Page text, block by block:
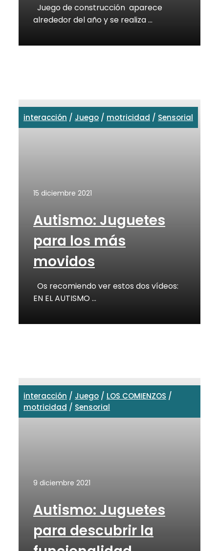
Juego de construcción aparece
alrededor del año y se realiza …
interacción / Juego / motricidad / Sensorial
15 diciembre 2021
Autismo: Juguetes
para los más
movidos
Os recomiendo ver estos dos vídeos:
EN EL AUTISMO …
interacción / Juego / LOS COMIENZOS /
motricidad / Sensorial
9 diciembre 2021
Autismo: Juguetes
para descubrir la